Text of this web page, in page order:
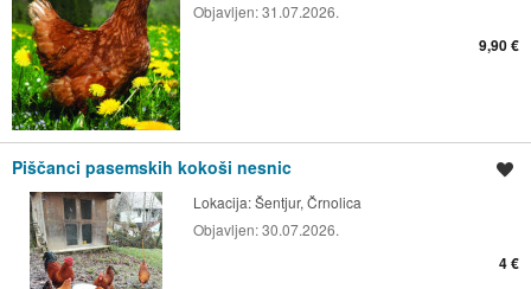
Objavljen:31.07.2026.
9,90 €
Piščanci pasemskih kokoši nesnic
Lokacija:Šentjur, Črnolica
Objavljen:30.07.2026.
4 €